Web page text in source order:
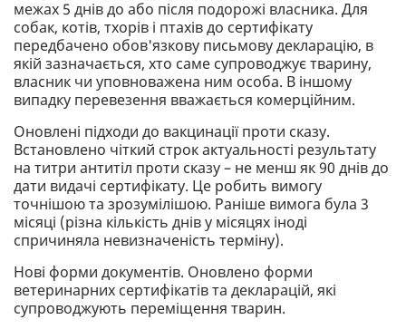
межах 5 днів до або після подорожі власника. Для
собак, котів, тхорів і птахів до сертифікату
передбачено обов'язкову письмову декларацію, в
якій зазначається, хто саме супроводжує тварину,
власник чи уповноважена ним особа. В іншому
випадку перевезення вважається комерційним.
Оновлені підходи до вакцинації проти сказу.
Встановлено чіткий строк актуальності результату
на титри антитіл проти сказу – не менш як 90 днів до
дати видачі сертифікату. Це робить вимогу
точнішою та зрозумілішою. Раніше вимога була 3
місяці (різна кількість днів у місяцях іноді
спричиняла невизначеність терміну).
Нові форми документів. Оновлено форми
ветеринарних сертифікатів та декларацій, які
супроводжують переміщення тварин.